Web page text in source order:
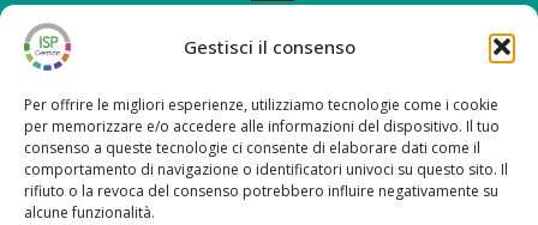
Gestisci il consenso
Per offrire le migliori esperienze, utilizziamo tecnologie come i cookie
per memorizzare e/o accedere alle informazioni del dispositivo. Il tuo
consenso a queste tecnologie ci consente di elaborare dati come il
comportamento di navigazione o identificatori univoci su questo sito. Il
rifiuto o la revoca del consenso potrebbero influire negativamente su
alcune funzionalità.
AVVISO LEGALE
ULTIMI POST SUL NOSTRO BLOG